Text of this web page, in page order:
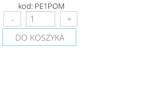
kod: PE1POM
DO KOSZYKA